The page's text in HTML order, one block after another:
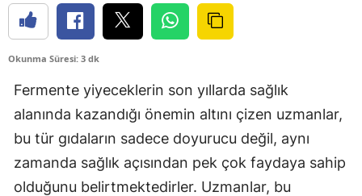
Okunma Süresi: 3 dk
Fermente yiyeceklerin son yıllarda sağlık
alanında kazandığı önemin altını çizen uzmanlar,
bu tür gıdaların sadece doyurucu değil, aynı
zamanda sağlık açısından pek çok faydaya sahip
olduğunu belirtmektedirler. Uzmanlar, bu